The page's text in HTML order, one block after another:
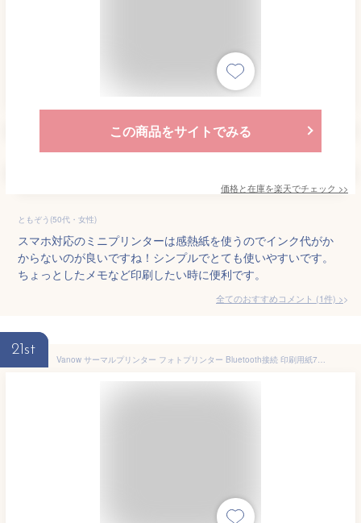
この商品をサイトでみる
価格と在庫を楽天でチェック >>
ともぞう(50代・女性)
スマホ対応のミニプリンターは感熱紙を使うのでインク代がか
からないのが良いですね！シンプルでとても使いやすいです。
ちょっとしたメモなど印刷したい時に便利です。
全てのおすすめコメント (1件) >
21st
Vanow サーマルプリンター フォトプリンター Bluetooth接続 印刷用紙7巻付き 超小型 軽量 便携式 iOS Android Windowsシステム対応 ミニポケット レシートプリンター 手帳・写真・リスト・ラベル印刷 ギフト スマホ対応 多国言語対応専用APP 日本語説明書